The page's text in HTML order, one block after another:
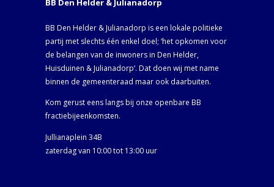
BB Den Helder & Julianadorp
BB Den Helder & Julianadorp is een lokale politieke
partij met slechts één enkel doel; ‘het opkomen voor
de belangen van de inwoners in Den Helder,
Huisduinen & Julianadorp‘. Dat doen wij met name
binnen de gemeenteraad maar ook daarbuiten.
Kom gerust eens langs bij onze openbare BB
fractiebijeenkomsten.
Jullianaplein 34B
zaterdag van 10:00 tot 13:00 uur